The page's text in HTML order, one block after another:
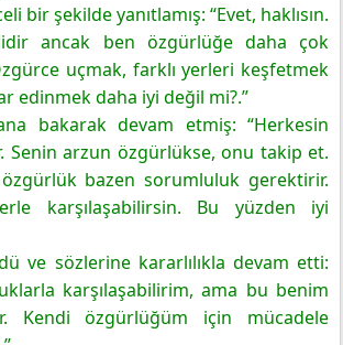
bir şekilde yanıtlamış: “Evet, haklısın.
ancak ben özgürlüğe daha çok
uçmak, farklı yerleri keşfetmek
edinmek daha iyi değil mi?.”
bakarak devam etmiş: “Herkesin
Senin arzun özgürlükse, onu takip et.
bazen sorumluluk gerektirir.
karşılaşabilirsin. Bu yüzden iyi
ve sözlerine kararlılıkla devam etti:
karşılaşabilirim, ama bu benim
Kendi özgürlüğüm için mücadele